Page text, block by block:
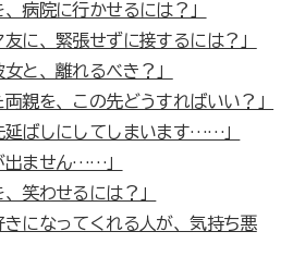
病院に行かせるには？」
に、緊張せずに接するには？」
と、離れるべき？」
親を、この先どうすればいい？」
延ばしにしてしまいます……」
出ません……」
笑わせるには？」
になってくれる人が、気持ち悪